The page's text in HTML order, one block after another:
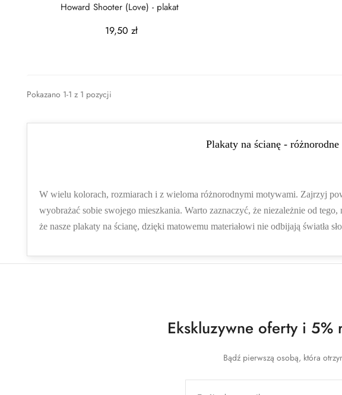
Howard Shooter (Love) - plakat
19,50 zł
Pokazano 1-1 z 1 pozycji
Plakaty na ścianę -
W wielu kolorach, rozmiarach i z wieloma różnorodnymi motywami. Zajrzyj
wyobrażać sobie swojego mieszkania. Warto zaznaczyć, że niezależnie od
że nasze plakaty na ścianę, dzięki matowemu materiałowi nie odbijają światła
Ekskluzywne oferty i
Bądź pierwszą osobą, która